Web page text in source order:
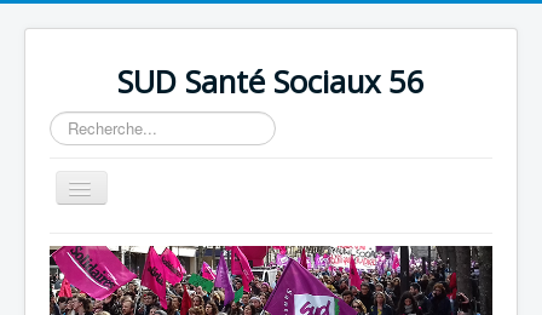
SUD Santé Sociaux 56
Rechercher
Basculer
la
Accueil
Présentation